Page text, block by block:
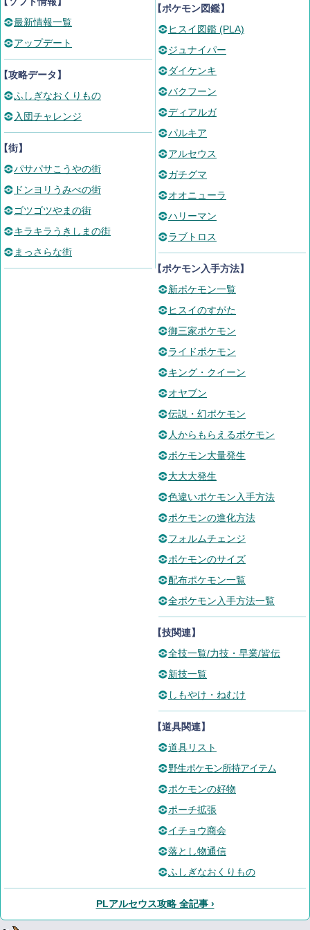
最新情報一覧
アップデート
攻略データ】
ふしぎなおくりもの
入団チャレンジ
街】
パサパサこうやの街
ドンヨリうみべの街
ゴツゴツやまの街
キラキラうきしまの街
まっさらな街
【ポケモン図鑑】
ヒスイ図鑑 (PLA)
ジュナイパー
ダイケンキ
バクフーン
ディアルガ
パルキア
アルセウス
ガチグマ
オオニューラ
ハリーマン
ラブトロス
【ポケモン入手方法】
新ポケモン一覧
ヒスイのすがた
御三家ポケモン
ライドポケモン
キング・クイーン
オヤブン
伝説・幻ポケモン
人からもらえるポケモン
ポケモン大量発生
大大大発生
色違いポケモン入手方法
ポケモンの進化方法
フォルムチェンジ
ポケモンのサイズ
配布ポケモン一覧
全ポケモン入手方法一覧
【技関連】
全技一覧/力技・早業/皆伝
新技一覧
しもやけ・ねむけ
【道具関連】
道具リスト
野生ポケモン所持アイテム
ポケモンの好物
ポーチ拡張
イチョウ商会
落とし物通信
ふしぎなおくりもの
PLアルセウス攻略 全記事 ›